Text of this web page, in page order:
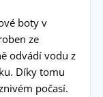
boty v
ze
odvádí vodu z
Díky tomu
počasí.